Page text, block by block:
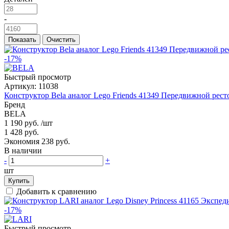
-
Показать Очистить
-17%
Быстрый просмотр
Артикул: 11038
Конструктор Bela аналог Lego Friends 41349 Передвижной
Бренд
BELA
1 190 руб. /шт
1 428 руб.
Экономия 238 руб.
В наличии
-
+
шт
Купить
Добавить к сравнению
-17%